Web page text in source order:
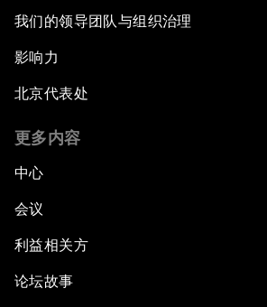
我们的领导团队与组织治理
影响力
北京代表处
更多内容
中心
会议
利益相关方
论坛故事